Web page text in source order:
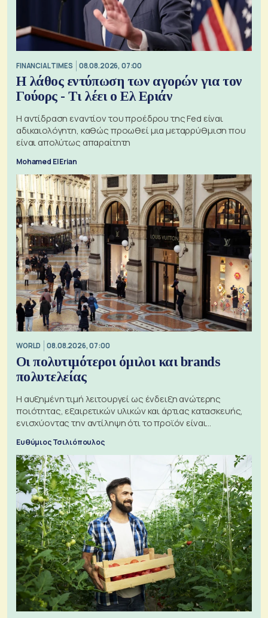
FINANCIAL TIMES 08.08.2026, 07:00
Η λάθος εντύπωση των αγορών για τον
Γούορς - Τι λέει ο Ελ Εριάν
Η αντίδραση εναντίον του προέδρου της Fed είναι
αδικαιολόγητη, καθώς προωθεί μια μεταρρύθμιση που
είναι απολύτως απαραίτητη
Mohamed El Erian
WORLD 08.08.2026, 07:00
Οι πολυτιμότεροι όμιλοι και brands
πολυτελείας
Η αυξημένη τιμή λειτουργεί ως ένδειξη ανώτερης
ποιότητας, εξαιρετικών υλικών και άρτιας κατασκευής,
ενισχύοντας την αντίληψη ότι το προϊόν είναι
Ευθύμιος Τσιλιόπουλος